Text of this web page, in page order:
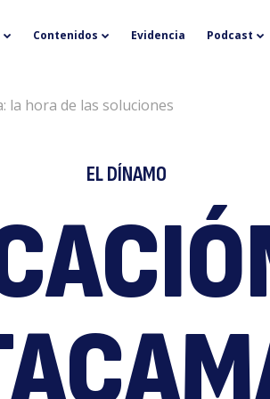
Contenidos Evidencia Podcast
la hora de las soluciones
EL DÍNAMO